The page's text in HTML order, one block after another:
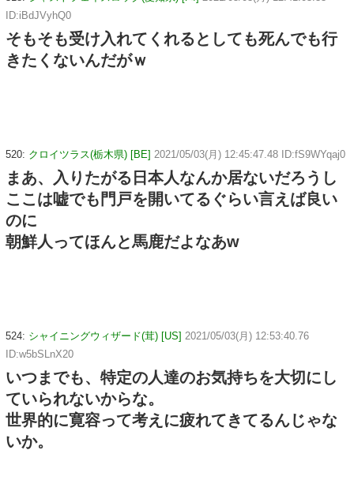
ID:iBdJVyhQ0
そもそも受け入れてくれるとしても死んでも行
きたくないんだがｗ
520: クロイツラス(栃木県) [BE] 2021/05/03(月) 12:45:47.48 ID:fS9WYqaj0
まあ、入りたがる日本人なんか居ないだろうし
ここは嘘でも門戸を開いてるぐらい言えば良い
のに
朝鮮人ってほんと馬鹿だよなあw
524: シャイニングウィザード(茸) [US] 2021/05/03(月) 12:53:40.76
ID:w5bSLnX20
いつまでも、特定の人達のお気持ちを大切にし
ていられないからな。
世界的に寛容って考えに疲れてきてるんじゃな
いか。